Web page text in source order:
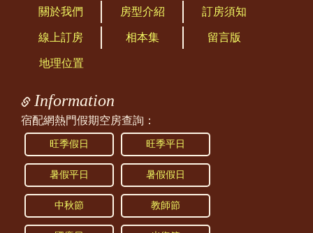
關於我們 房型介紹 訂房須知
線上訂房 相本集 留言版
地理位置
Information
宿配網熱門假期空房查詢：
旺季假日 旺季平日
暑假平日 暑假假日
中秋節 教師節